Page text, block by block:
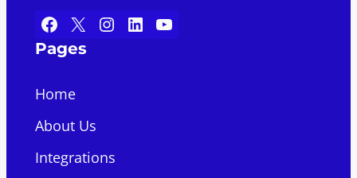
Facebook X Instagram LinkedIn YouTube
Pages
Home
About Us
Integrations